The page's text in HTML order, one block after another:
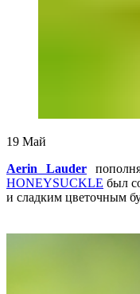
19 Май
Aerin Lauder
HONEYSUCKLE был
и сладким цветочным